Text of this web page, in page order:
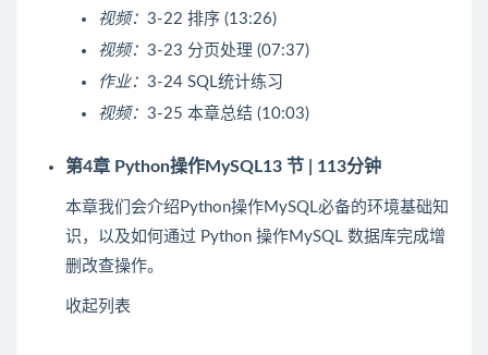
视频： 3-22 排序 (13:26)
视频： 3-23 分页处理 (07:37)
作业： 3-24 SQL统计练习
视频： 3-25 本章总结 (10:03)
第4章 Python操作MySQL13 节 | 113分钟
本章我们会介绍Python操作MySQL必备的环境基础知
识，以及如何通过 Python 操作MySQL 数据库完成增
删改查操作。
收起列表